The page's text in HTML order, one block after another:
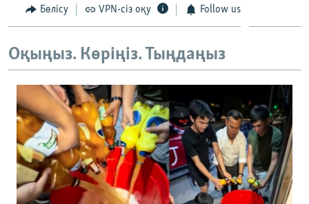
Бөлісу VPN-сіз оқу Follow us
Оқыңыз. Көріңіз. Тыңдаңыз